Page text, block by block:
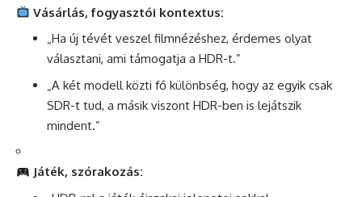
Vásárlás, fogyasztói kontextus:
„Ha új tévét veszel filmnézéshez, érdemes olyat
választani, ami támogatja a HDR-t.”
„A két modell közti fő különbség, hogy az egyik csak
SDR-t tud, a másik viszont HDR-ben is lejátszik
mindent.”
Játék, szórakozás: